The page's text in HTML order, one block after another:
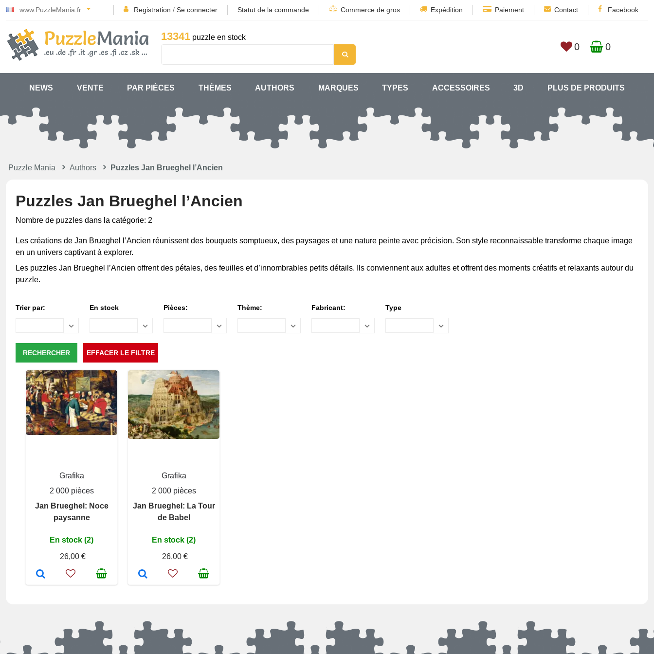
www.PuzzleMania.fr Registration / Se connecter Statut de la commande Commerce de gros Expédition Paiement Contact Facebook
13341 puzzle en stock
0 0
NEWS VENTE PAR PIÈCES THÈMES AUTHORS MARQUES TYPES ACCESSOIRES 3D PLUS DE PRODUITS
Puzzle Mania Authors Puzzles Jan Brueghel l’Ancien
Puzzles Jan Brueghel l’Ancien
Nombre de puzzles dans la catégorie: 2
Les créations de Jan Brueghel l’Ancien réunissent des bouquets somptueux, des paysages et une nature peinte avec précision. Son style reconnaissable transforme chaque image
en un univers captivant à explorer.
Les puzzles Jan Brueghel l’Ancien offrent des pétales, des feuilles et d’innombrables petits détails. Ils conviennent aux adultes et offrent des moments créatifs et relaxants autour du
puzzle.
Trier par: En stock Pièces: Thème: Fabricant: Type
Grafika
2 000 pièces
Jan Brueghel: Noce
paysanne
En stock (2)
26,00 €
Grafika
2 000 pièces
Jan Brueghel: La Tour
de Babel
En stock (2)
26,00 €